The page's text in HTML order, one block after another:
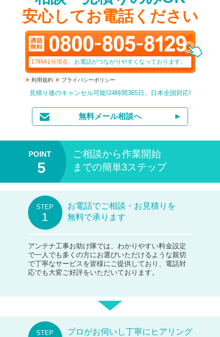
安心してお電話ください
17時41分現在、 お電話がつながりやすくなっております。
利用規約 プライバシーポリシー
見積り後のキャンセル可能!24時間365日、日本全国対応!
無料メール相談へ
ご相談から作業開始
までの簡単3ステップ
お電話でご相談・お見積りを
無料で承ります
アンテナ工事お助け隊では、わかりやすい料金設定
で一人でも多くの方にお選びいただけるような親切
で丁寧なサービスを皆様にご提供しており、電話対
応でも大変ご好評をいただいております。
プロがお伺いし丁寧にヒアリング